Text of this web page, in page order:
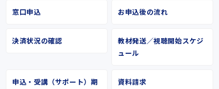
窓口申込 お申込後の流れ
決済状況の確認
教材発送／視聴開始スケジ
ュール
申込・受講（サポート）期
資料請求